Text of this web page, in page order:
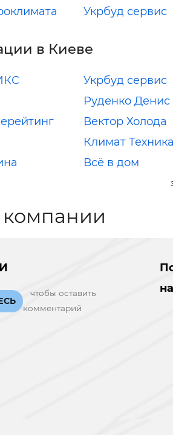
Укрбуд сервис
в Киеве
Укрбуд сервис
Руденко Денис
Вектор Холода
Климат Техника
Всё в дом
чтобы оставить
комментарий